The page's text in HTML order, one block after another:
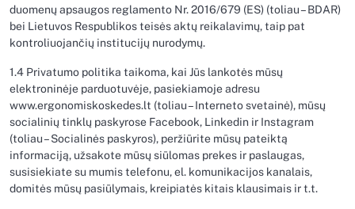
duomenų apsaugos reglamento Nr. 2016/679 (ES) (toliau – BDAR)
bei Lietuvos Respublikos teisės aktų reikalavimų, taip pat
kontroliuojančių institucijų nurodymų.
1.4 Privatumo politika taikoma, kai Jūs lankotės mūsų
elektroninėje parduotuvėje, pasiekiamoje adresu
www.ergonomiskoskedes.lt (toliau – Interneto svetainė), mūsų
socialinių tinklų paskyrose Facebook, Linkedin ir Instagram
(toliau – Socialinės paskyros), peržiūrite mūsų pateiktą
informaciją, užsakote mūsų siūlomas prekes ir paslaugas,
susisiekiate su mumis telefonu, el. komunikacijos kanalais,
domitės mūsų pasiūlymais, kreipiatės kitais klausimais ir t.t.